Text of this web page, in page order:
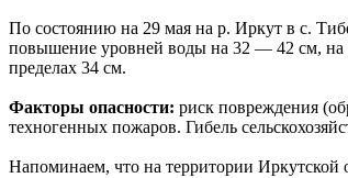
По состоянию на 29 мая на р. Иркут в с.
повышение уровней воды на 32 — 42 см, на
пределах 34 см.
Факторы опасности: риск повреждения
техногенных пожаров. Гибель
Напоминаем, что на территории Иркутской